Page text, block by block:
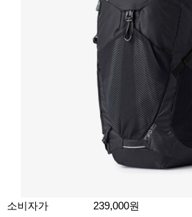
소비자가
239,000원